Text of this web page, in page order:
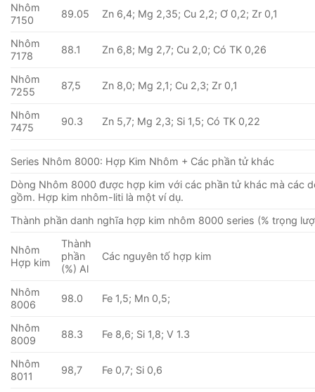
Nhôm
7150
89.05 Zn 6,4; Mg 2,35; Cu 2,2; Ơ 0,2; Zr 0,1
Nhôm
7178
88.1 Zn 6,8; Mg 2,7; Cu 2,0; Có TK 0,26
Nhôm
7255
87,5 Zn 8,0; Mg 2,1; Cu 2,3; Zr 0,1
Nhôm
7475
90.3 Zn 5,7; Mg 2,3; Si 1,5; Có TK 0,22
Series Nhôm 8000: Hợp Kim Nhôm + Các phần tử khác
Dòng Nhôm 8000 được hợp kim với các phần tử khác mà các
gồm. Hợp kim nhôm-liti là một ví dụ.
Thành phần danh nghĩa hợp kim nhôm 8000 series (% trọng
Nhôm
Hợp kim
Thành
phần
(%) Al
Các nguyên tố hợp kim
Nhôm
8006
98.0 Fe 1,5; Mn 0,5;
Nhôm
8009
88.3 Fe 8,6; Si 1,8; V 1.3
Nhôm
8011
98,7 Fe 0,7; Si 0,6